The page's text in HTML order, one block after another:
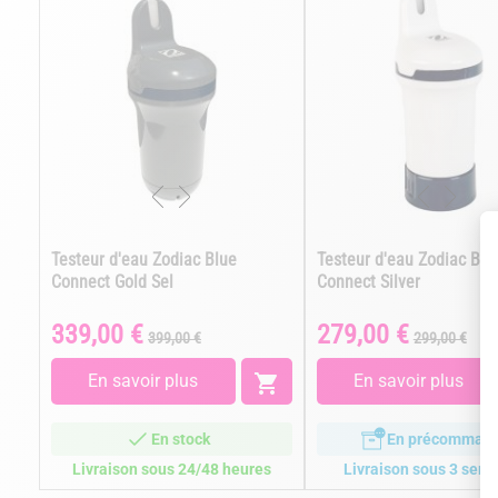
Testeur d'eau Zodiac Blue
Connect Gold Sel
Prix
339,00 € Prix
de
base
399,00 €
En savoir plus 
En stock
Livraison sous 24/48 heures
Testeur d'eau Zodiac Blue
Connect Silver
Prix
279,00 € Prix
de
base
299,00 €
En savoir plus
En
Livraison sous 3